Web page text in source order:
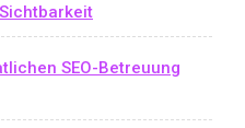
SEO-Betreuung